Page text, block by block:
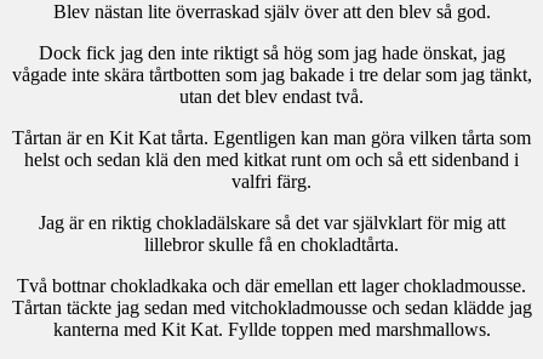
Blev nästan lite överraskad själv över att den blev så god.
Dock fick jag den inte riktigt så hög som jag hade önskat, jag
vågade inte skära tårtbotten som jag bakade i tre delar som jag tänkt,
utan det blev endast två.
Tårtan är en Kit Kat tårta. Egentligen kan man göra vilken tårta som
helst och sedan klä den med kitkat runt om och så ett sidenband i
valfri färg.
Jag är en riktig chokladälskare så det var självklart för mig att
lillebror skulle få en chokladtårta.
Två bottnar chokladkaka och där emellan ett lager chokladmousse.
Tårtan täckte jag sedan med vitchokladmousse och sedan klädde jag
kanterna med Kit Kat. Fyllde toppen med marshmallows.